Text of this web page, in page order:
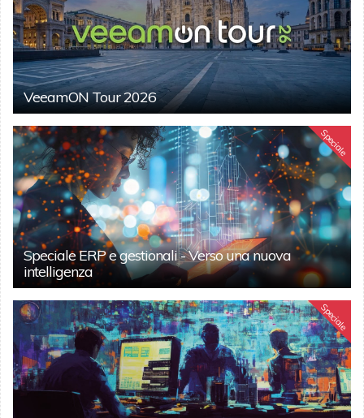
VeeamON Tour 2026
Speciale
Speciale ERP e gestionali - Verso una nuova
intelligenza
Speciale